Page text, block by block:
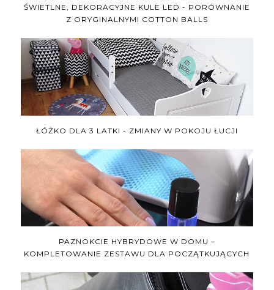
ŚWIETLNE, DEKORACYJNE KULE LED - PORÓWNANIE
Z ORYGINALNYMI COTTON BALLS
ŁÓŻKO DLA 3 LATKI - ZMIANY W POKOJU ŁUCJI
PAZNOKCIE HYBRYDOWE W DOMU –
KOMPLETOWANIE ZESTAWU DLA POCZĄTKUJĄCYCH